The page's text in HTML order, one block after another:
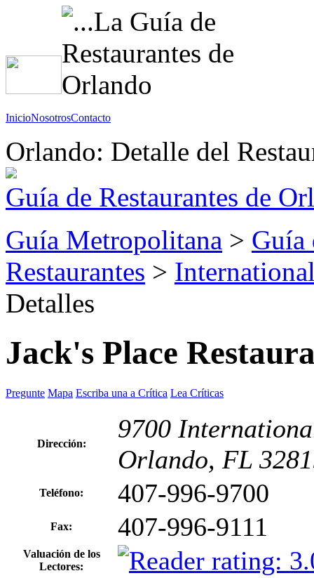
InicioNosotrosContacto
Orlando: Detalle del
Guía de Restaurantes de
Guía Metropolitana > Guía
Restaurantes >
Detalles
Jack's Place
Pregunte Mapa Escriba una a Crítica Lea Críticas
Dirección:
9700
Orlando, FL
Teléfono: 407-996-9700
Fax: 407-996-9111
Valuación de los
Lectores: